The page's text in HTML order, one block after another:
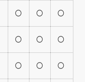
〇 〇 〇
〇 〇 〇
〇 〇 〇